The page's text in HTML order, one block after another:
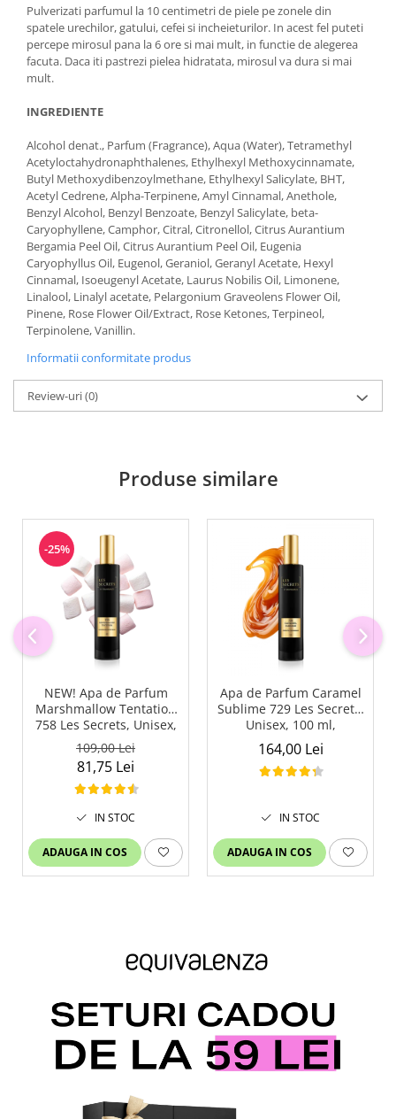
Pulverizati parfumul la 10 centimetri de piele pe zonele din
spatele urechilor, gatului, cefei si incheieturilor. In acest fel puteti
percepe mirosul pana la 6 ore si mai mult, in functie de alegerea
facuta. Daca iti pastrezi pielea hidratata, mirosul va dura si mai
mult.
INGREDIENTE
Alcohol denat., Parfum (Fragrance), Aqua (Water), Tetramethyl
Acetyloctahydronaphthalenes, Ethylhexyl Methoxycinnamate,
Butyl Methoxydibenzoylmethane, Ethylhexyl Salicylate, BHT,
Acetyl Cedrene, Alpha-Terpinene, Amyl Cinnamal, Anethole,
Benzyl Alcohol, Benzyl Benzoate, Benzyl Salicylate, beta-
Caryophyllene, Camphor, Citral, Citronellol, Citrus Aurantium
Bergamia Peel Oil, Citrus Aurantium Peel Oil, Eugenia
Caryophyllus Oil, Eugenol, Geraniol, Geranyl Acetate, Hexyl
Cinnamal, Isoeugenyl Acetate, Laurus Nobilis Oil, Limonene,
Linalool, Linalyl acetate, Pelargonium Graveolens Flower Oil,
Pinene, Rose Flower Oil/Extract, Rose Ketones, Terpineol,
Terpinolene, Vanillin.
Informatii conformitate produs
Review-uri(0)
Produse similare
-25%
NEW! Apa de Parfum
Marshmallow Tentation
758 Les Secrets, Unisex,
50 ml, Equivalenza
109,00 Lei
81,75 Lei
IN STOC
ADAUGA IN COS
Apa de Parfum Caramel
Sublime 729 Les Secrets,
Unisex, 100 ml,
Equivalenza
164,00 Lei
IN STOC
ADAUGA IN COS